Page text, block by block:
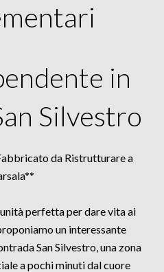
in
Silvestro
da Ristrutturare a
perfetta per dare vita ai
un interessante
San Silvestro, una zona
a pochi minuti dal cuore